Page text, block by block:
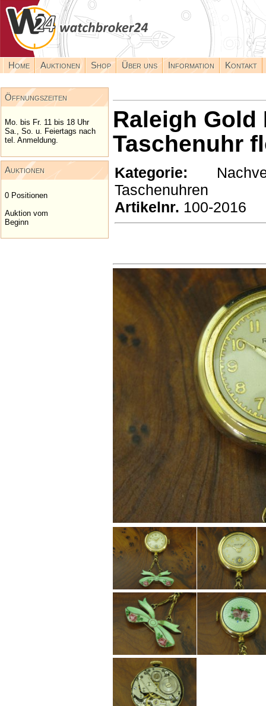
Home Auktionen Shop Über uns Information Kontakt
Öffnungszeiten
Mo. bis Fr. 11 bis 18 Uhr
Sa., So. u. Feiertags nach
tel. Anmeldung.
Auktionen
0 Positionen
Auktion vom
Beginn
Raleigh Gold
Taschenuhr
Kategorie:
Taschenuhren
Artikelnr. 100-2016